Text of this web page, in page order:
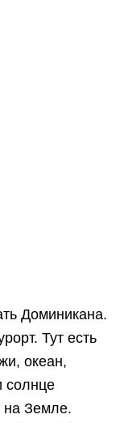
Доминикана.
Тут есть
океан,
солнце
на Земле.